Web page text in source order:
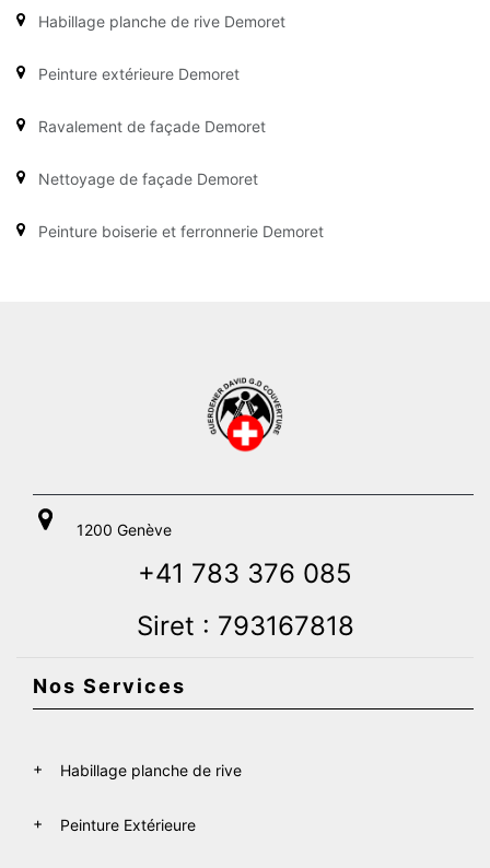
Habillage planche de rive Demoret
Peinture extérieure Demoret
Ravalement de façade Demoret
Nettoyage de façade Demoret
Peinture boiserie et ferronnerie Demoret
1200 Genève
+41 783 376 085
Siret : 793167818
Nos Services
Habillage planche de rive
Peinture Extérieure